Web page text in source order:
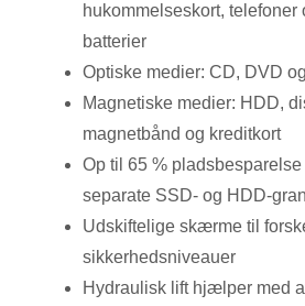
hukommelseskort, telefoner
batterier
Optiske medier: CD, DVD
Magnetiske medier: HDD,
magnetbånd og kreditkort
Op til 65 %
separate SSD- og HDD-
Udskiftelige skærme til
sikkerhedsniveauer
Hydraulisk lift hjælper med